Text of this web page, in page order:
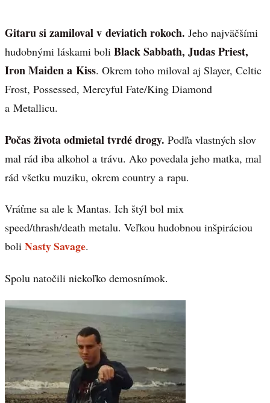
Gitaru si zamiloval v deviatich rokoch. Jeho najväčšími
hudobnými láskami boli Black Sabbath, Judas Priest,
Iron Maiden a Kiss. Okrem toho miloval aj Slayer, Celtic
Frost, Possessed, Mercyful Fate/King Diamond
a Metallicu.
Počas života odmietal tvrdé drogy. Podľa vlastných slov
mal rád iba alkohol a trávu. Ako povedala jeho matka, mal
rád všetku muziku, okrem country a rapu.
Vráťme sa ale k Mantas. Ich štýl bol mix
speed/thrash/death metalu. Veľkou hudobnou inšpiráciou
boli Nasty Savage.
Spolu natočili niekoľko demosnímok.